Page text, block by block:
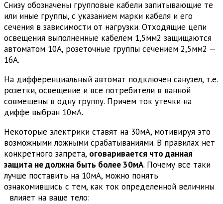
Снизу обозначены групповые кабели запитывающие те
или иные группы, с указанием марки кабеля и его
сечения в зависимости от нагрузки. Отходящие цепи
освещения выполненные кабелем 1,5мм2 защищаются
автоматом 10А, розеточные группы сечением 2,5мм2 —
16А.
На дифференциальный автомат подключен санузел, т.е.
розетки, освещение и все потребители в ванной
совмещены в одну группу. Причем ток утечки на
диффе выбран 10мА.
Некоторые электрики ставят на 30мА, мотивируя это
возможными ложными срабатываниями. В правилах нет
конкретного запрета, оговаривается что данная
защита не должна быть более 30мА. Почему все таки
лучше поставить на 10мА, можно понять
ознакомившись с тем, как ток определенной величины
влияет на ваше тело: